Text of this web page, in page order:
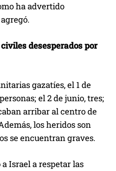
ha advertido
desesperados por
gazatíes, el 1 de
el 2 de junio, tres;
arribar al centro de
los heridos son
se encuentran graves.
Israel a respetar las